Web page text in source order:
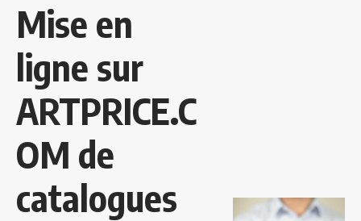
Mise en
ligne sur
ARTPRICE.C
OM de
catalogues